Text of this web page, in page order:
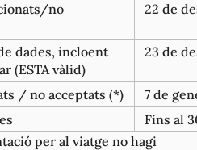
no
22 de
dades, incloent
(ESTA vàlid)
23 de
/ no acceptats (*)
7 de
Fins al
per al viatge no hagi